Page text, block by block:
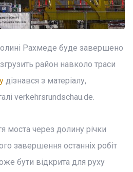
Рахмеде буде завершено
район навколо траси
дізнався з матеріалу,
verkehrsrundschau.de.
моста через долину річки
завершення останніх робіт
бути відкрита для руху